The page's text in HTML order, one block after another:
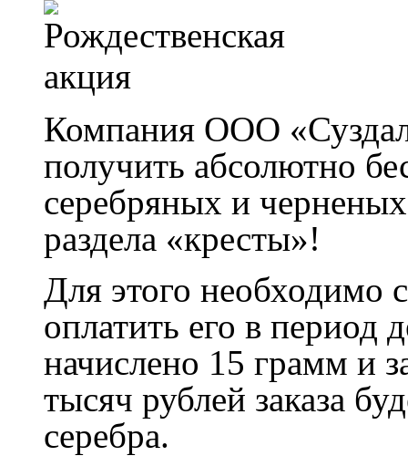
Компания ООО
получить абсолютно
серебряных и
раздела «кресты»!
Для этого необходимо
оплатить его в период
начислено 15 грамм и
тысяч рублей заказа
серебра.